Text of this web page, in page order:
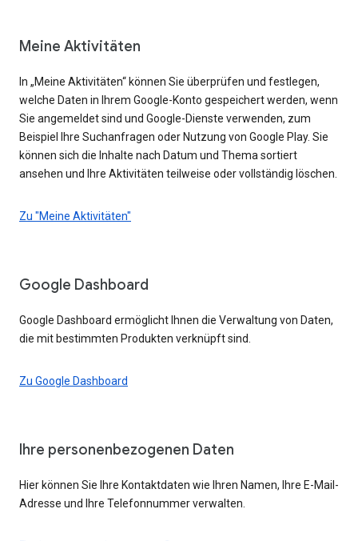
Meine Aktivitäten
In „Meine Aktivitäten“ können Sie überprüfen und festlegen,
welche Daten in Ihrem Google-Konto gespeichert werden, wenn
Sie angemeldet sind und Google-Dienste verwenden, zum
Beispiel Ihre Suchanfragen oder Nutzung von Google Play. Sie
können sich die Inhalte nach Datum und Thema sortiert
ansehen und Ihre Aktivitäten teilweise oder vollständig löschen.
Zu "Meine Aktivitäten"
Google Dashboard
Google Dashboard ermöglicht Ihnen die Verwaltung von Daten,
die mit bestimmten Produkten verknüpft sind.
Zu Google Dashboard
Ihre personenbezogenen Daten
Hier können Sie Ihre Kontaktdaten wie Ihren Namen, Ihre E-Mail-
Adresse und Ihre Telefonnummer verwalten.